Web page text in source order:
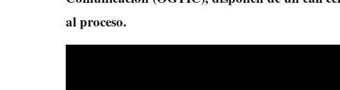
al proceso.